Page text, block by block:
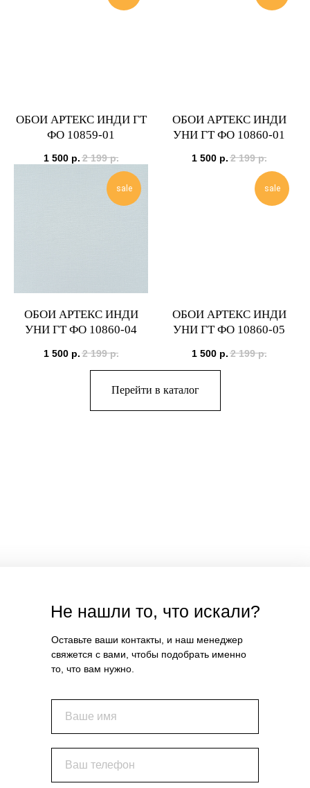
ОБОИ АРТЕКС ИНДИ ГТ
ФО 10859-01
1 500 р. 2 199 р.
ОБОИ АРТЕКС ИНДИ
УНИ ГТ ФО 10860-01
1 500 р. 2 199 р.
sale
ОБОИ АРТЕКС ИНДИ
УНИ ГТ ФО 10860-04
1 500 р. 2 199 р.
sale
ОБОИ АРТЕКС ИНДИ
УНИ ГТ ФО 10860-05
1 500 р. 2 199 р.
Перейти в каталог
Ваше имя
Ваш телефон
Не нашли то, что искали?
Оставьте ваши контакты, и наш менеджер
свяжется с вами, чтобы подобрать именно
то, что вам нужно.